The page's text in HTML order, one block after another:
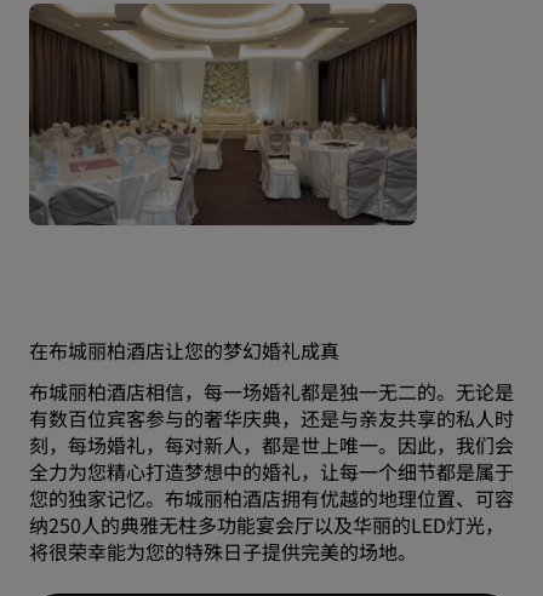
在布城丽柏酒店让您的梦幻婚礼成真
布城丽柏酒店相信，每一场婚礼都是独一无二的。无论是
有数百位宾客参与的奢华庆典，还是与亲友共享的私人时
刻，每场婚礼，每对新人，都是世上唯一。因此，我们会
全力为您精心打造梦想中的婚礼，让每一个细节都是属于
您的独家记忆。布城丽柏酒店拥有优越的地理位置、可容
纳250人的典雅无柱多功能宴会厅以及华丽的LED灯光，
将很荣幸能为您的特殊日子提供完美的场地。